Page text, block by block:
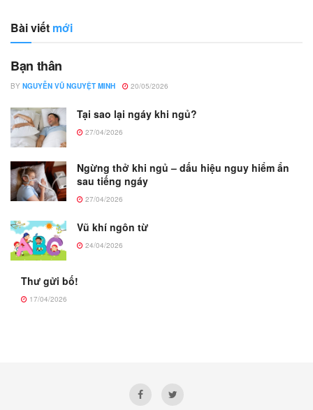
Bài viết mới
Bạn thân
BY NGUYỄN VŨ NGUYỆT MINH 20/05/2026
Tại sao lại ngáy khi ngủ?
27/04/2026
Ngừng thở khi ngủ – dấu hiệu nguy hiểm ẩn
sau tiếng ngáy
27/04/2026
Vũ khí ngôn từ
24/04/2026
Thư gửi bố!
17/04/2026